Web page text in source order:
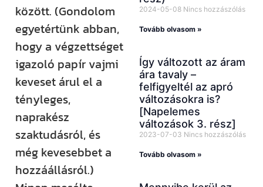
között. (Gondolom
egyetértünk abban,
hogy a végzettséget
igazoló papír vajmi
keveset árul el a
tényleges,
naprakész
szaktudásról, és
még kevesebbet a
hozzáállásról.)
2024-05-08 Nincs hozzászólás
Tovább olvasom »
Így változott az áram
ára tavaly –
felfigyeltél az apró
változásokra is?
[Napelemes
változások 3. rész]
2023-07-03 Nincs hozzászólás
Tovább olvasom »